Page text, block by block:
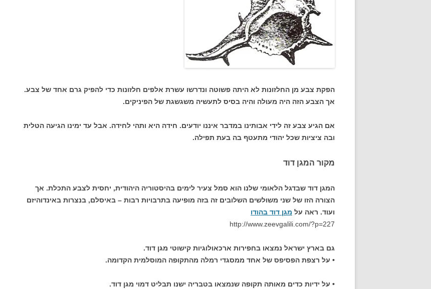
הפקת צבע מן החלזונות לא היתה פשוטה ונדרשו עשרת אלפים חלזונות כדי להפיק גרם אחד של צבע.
אך הצבע הזה היה מעולה והיה בסיס לתעשיה משגשגת של הפיניקים.
אם הגיע צבע זה לידי אבותינו במדבר איננו יודעים. חידה היא ותהי לחידה. אבל עד ימינו הגיעה הטלית
ובה ציציות שכל יהודי מתעטף בה בעת תפילה.
מקור המגן דוד
המגן דוד שבדגל הלאומי שלנו הוא סמל צעיר לימים בהיסטוריה היהודית, יחסית לצבע התכלת. אך
הצורה הזו של שני משולשים השלובים זה בזה מופיעה בתרבויות רבות – באיסלם, בנצרות באינדוהיזם
ועוד. ראה על מגן דוד בהודו
http://www.zeevgalili.com/?p=227
גם בארץ ישראל נמצאו בחפירות ארכאולוגיות קישוטי מגן דוד.
• על רצפת הפסיפס של אחד ממסגדי רמלה מהתקופה המוסלמית הקדומה.
• על ידיות כדים מאותה תקופה שנמצאו בטבריה ישנו תבליט דמוי מגן דוד.